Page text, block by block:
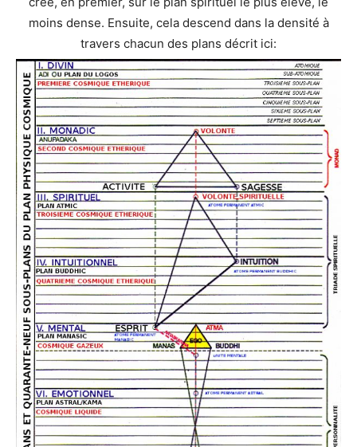
moins dense. Ensuite, cela descend dans la densité à
travers chacun des plans décrit ici: